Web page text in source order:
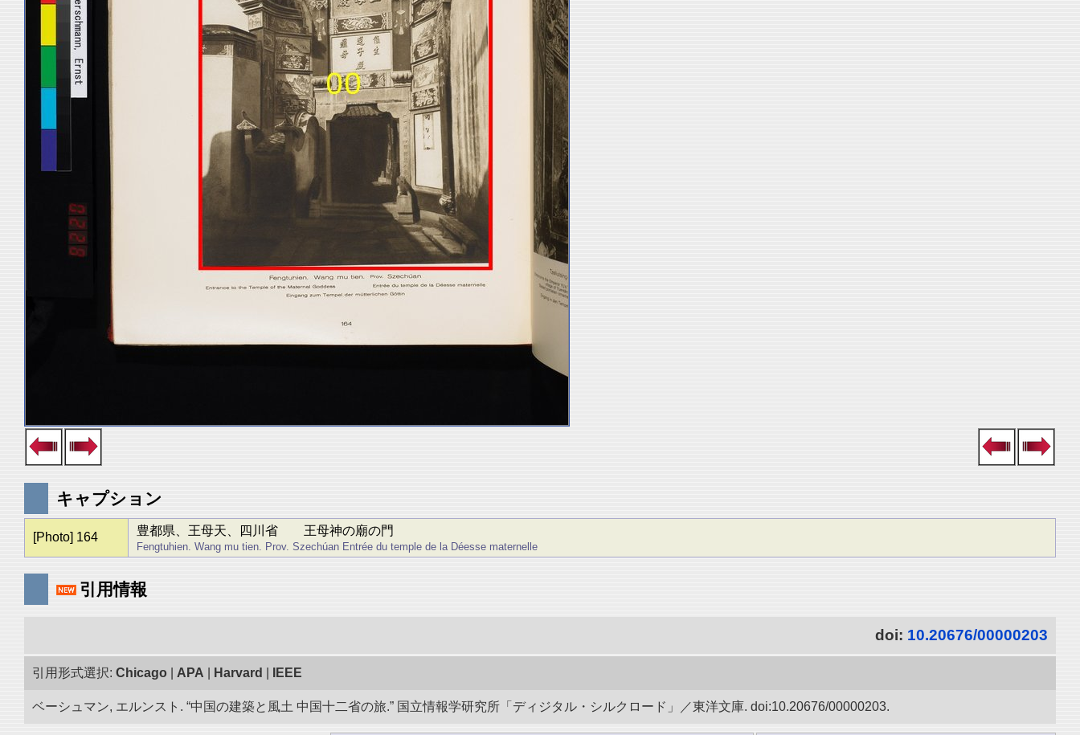
キャプション
[Photo] 164 豊都県、王母天、四川省 王母神の廟の門
Fengtuhien. Wang mu tien. Prov. Szechúan Entrée du temple de la Déesse maternelle
引用情報
doi: 10.20676/00000203
引用形式選択: Chicago APA Harvard IEEE
ベーシュマン, エルンスト. “中国の建築と風土 中国十二省の旅.” 国立情報学研究所「ディジタル・シルクロード」／東洋文庫. doi:10.20676/00000203.